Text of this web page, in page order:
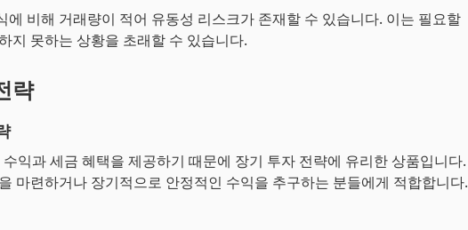
에 비해 거래량이 적어 유동성 리스크가 존재할 수 있습니다. 이는 필요할
지 못하는 상황을 초래할 수 있습니다.
략
익과 세금 혜택을 제공하기 때문에 장기 투자 전략에 유리한 상품입니다.
마련하거나 장기적으로 안정적인 수익을 추구하는 분들에게 적합합니다.